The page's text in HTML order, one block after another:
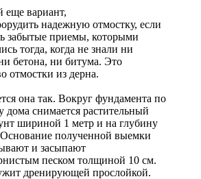
еще вариант,
надежную отмостку, если
забытые приемы, которыми
тогда, когда не знали ни
бетона, ни битума. Это
отмостки из дерна.
она так. Вокруг фундамента по
дома снимается растительный
шириной 1 метр и на глубину
полученной выемки
и засыпают
песком толщиной 10 см.
дренирующей прослойкой.